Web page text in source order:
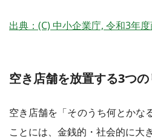
出典：(C) 中小企業庁, 令和3年
空き店舗を放置する3つの
空き店舗を「そのうち何とかな
ことには、金銭的・社会的に大